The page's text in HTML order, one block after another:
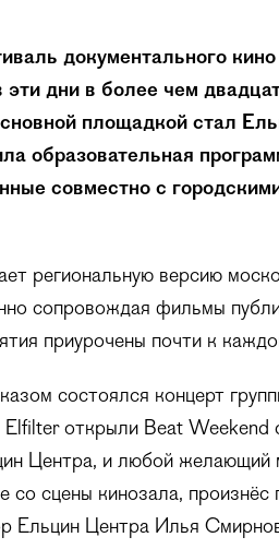
документального кино
эти дни в более чем
площадкой стал
образовательная
совместно с
региональную версию
сопровождая фильмы
приурочены почти к
состоялся концерт
открыли Beat Weekend
Центра, и любой желающий
со сцены кинозала, произнёс
Ельцин Центра Илья